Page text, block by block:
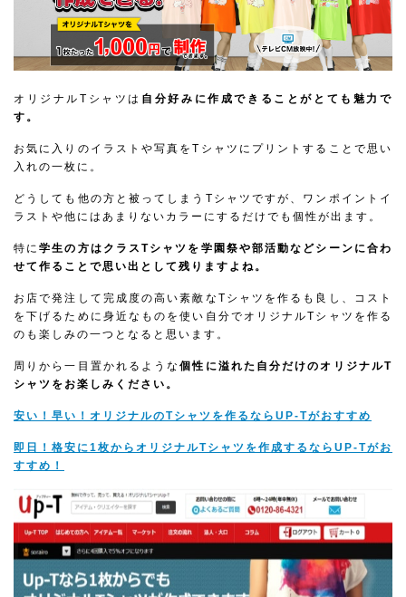
オリジナルTシャツは 自分好みに作成できることがとても魅力で
す。
お気に入りのイラストや写真をTシャツにプリントすることで思い
入れの一枚に。
どうしても他の方と被ってしまうTシャツですが、ワンポイントイ
ラストや他にはあまりないカラーにするだけでも個性が出ます。
特に学生の方はクラスTシャツを学園祭や部活動などシーンに合わ
せて作ることで思い出として残りますよね。
お店で発注して完成度の高い素敵なTシャツを作るも良し、コスト
を下げるために身近なものを使い自分でオリジナルTシャツを作る
のも楽しみの一つとなると思います。
周りから一目置かれるような個性に溢れた自分だけのオリジナルT
シャツをお楽しみください。
安い！早い！オリジナルのTシャツを作るならUP-Tがおすすめ
即日！格安に1枚からオリジナルTシャツを作成するならUP-Tがお
すすめ！